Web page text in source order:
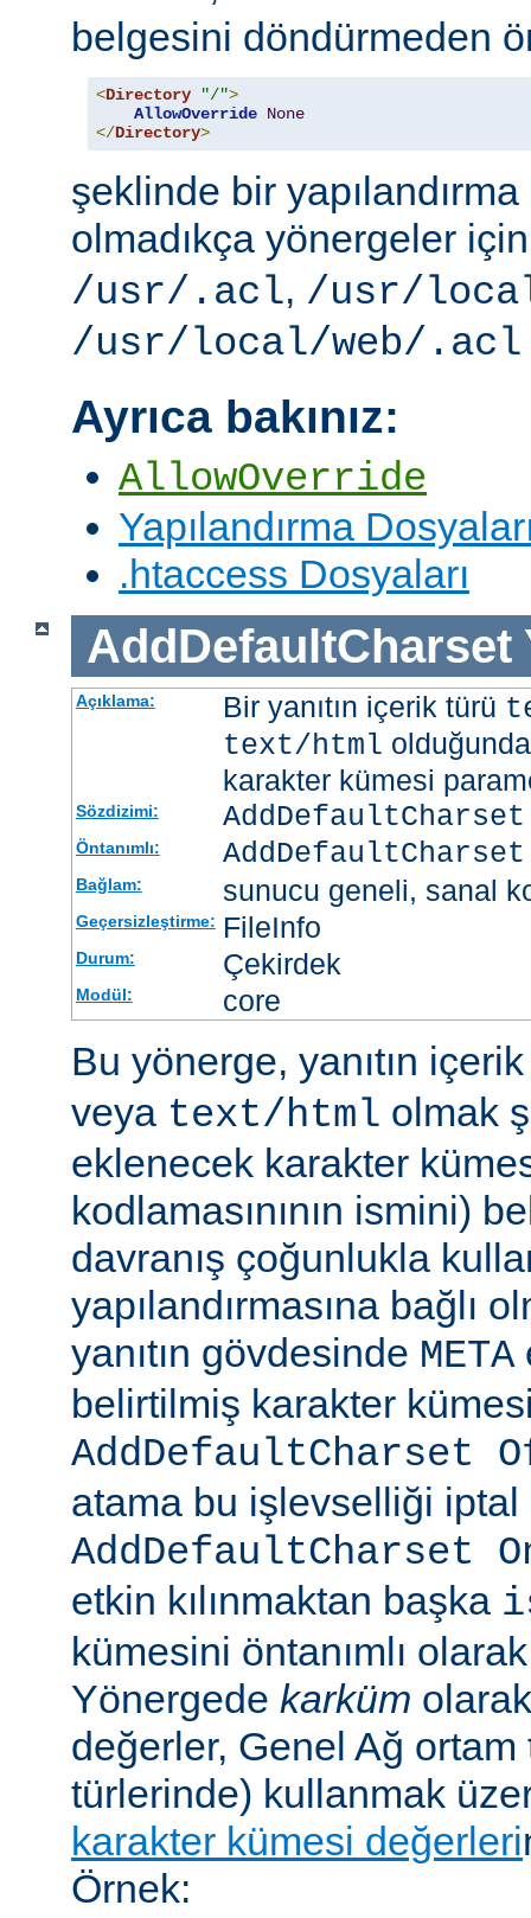
belgesini döndürmeden
<Directory "/">
AllowOverride None
</Directory>
şeklinde bir
olmadıkça yönergeler
/usr/.acl, /usr/
/usr/local/web/.acl
Ayrıca bakınız:
AllowOverride
Yapılandırma
.htaccess Dosyaları
AddDefaultCharset
Açıklama: Bir yanıtın içerik türü
text/html
karakter kümesi
Sözdizimi:
Öntanımlı:
Bağlam: sunucu geneli, sanal
Geçersizleştirme: FileInfo
Durum: Çekirdek
Modül: core
Bu yönerge, yanıtın
veya text/html olmak
eklenecek karakter
kodlamasınının ismini)
davranış çoğunlukla
yapılandırmasına bağlı
yanıtın gövdesinde META
belirtilmiş karakter
AddDefaultCharset
atama bu işlevselliği iptal
AddDefaultCharset
etkin kılınmaktan başka
kümesini öntanımlı
Yönergede karküm
değerler, Genel Ağ
türlerinde) kullanmak
karakter kümesi değerleri
Örnek: